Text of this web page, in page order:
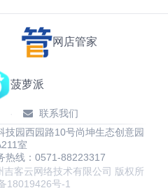
网店管家
菠萝派
·
联系我们
技园西园路10号尚坤生态创意园
室
热线：0571-88223317
客云网络技术有限公司 版权所
18019426号-1